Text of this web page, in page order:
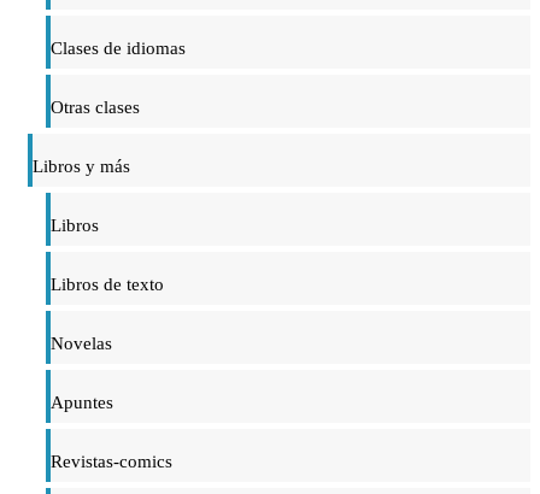
Clases de idiomas
Otras clases
Libros y más
Libros
Libros de texto
Novelas
Apuntes
Revistas-comics